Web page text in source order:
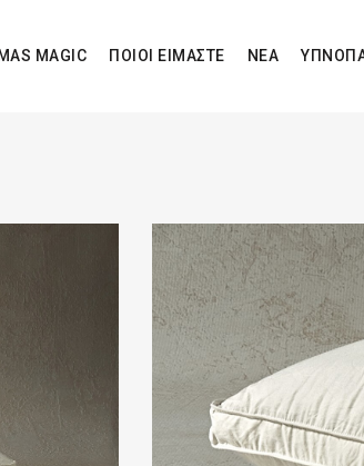
MAGIC ΠΟΙΟΙ ΕΙΜΑΣΤΕ ΝΕΑ